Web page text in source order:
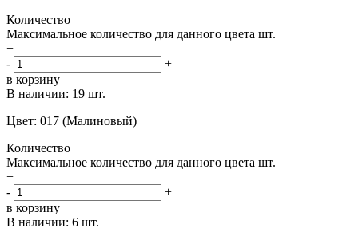
Количество
Максимальное количество для данного цвета шт.
+
-
+
в корзину
В наличии: 19 шт.
Цвет: 017 (Малиновый)
Количество
Максимальное количество для данного цвета шт.
+
-
+
в корзину
В наличии: 6 шт.